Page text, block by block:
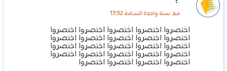
منذ سنة واحدة الساعة 17:52
اختصروا اختصروا اختصروا اختصروا اختصروا
اختصروا اختصروا اختصروا اختصروا اختصروا
اختصروا اختصروا اختصروا اختصروا اختصروا
اختصروا اختصروا اختصروا اختصروا اختصروا
اختصروا اختصروا اختصروا اختصروا